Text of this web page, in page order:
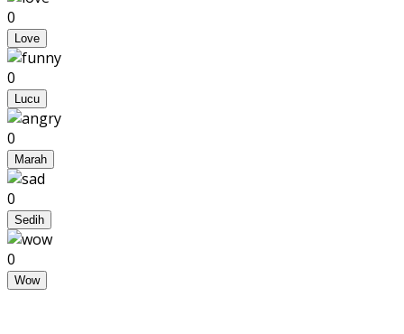
0
Love
0
Lucu
0
Marah
0
Sedih
0
Wow